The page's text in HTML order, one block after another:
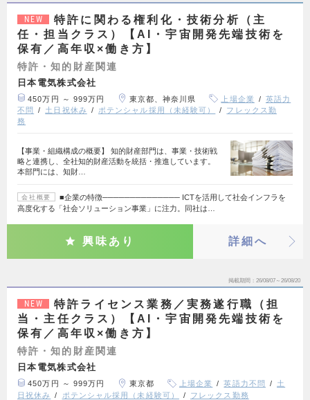
NEW
特許に関わる権利化・技術分析（主
任・担当クラス）【AI・宇宙開発先端技術を
保有／高年収×働き方】
特許・知的財産関連
日本電気株式会社
450万円 ～ 999万円 東京都、神奈川県 上場企業
英語力
不問
土日祝休み ポテンシャル採用（未経験可）
フレックス勤
務
【事業・組織構成の概要】 知的財産部門は、事業・技術戦
略と連携し、全社知的財産活動を統括・推進しています。
本部門には、知財…
会社概要
■企業の特徴────────────── ICTを活用して社会インフラを
高度化する「社会ソリューション事業」に注力。同社は…
興味あり 詳細へ
掲載期間 26/08/07～26/08/20
NEW
特許ライセンス業務／実務遂行職（担
当・主任クラス）【AI・宇宙開発先端技術を
保有／高年収×働き方】
特許・知的財産関連
日本電気株式会社
450万円 ～ 999万円 東京都 上場企業 英語力不問
土
日祝休み
ポテンシャル採用（未経験可） フレックス勤務